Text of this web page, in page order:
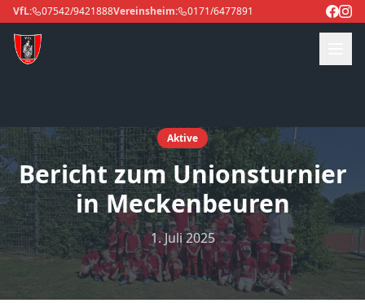
VfL: 07542/9421888Vereinsheim: 0171/6477891
Aktive
Bericht zum Unionsturnier
in Meckenbeuren
1. Juli 2025